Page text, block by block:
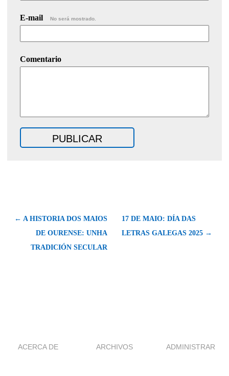
E-mail No será mostrado.
Comentario
← A HISTORIA DOS MAIOS
DE OURENSE: UNHA
TRADICIÓN SECULAR
17 DE MAIO: DÍA DAS
LETRAS GALEGAS 2025 →
ACERCA DE ARCHIVOS ADMINISTRAR